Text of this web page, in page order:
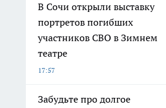
В Сочи открыли выставку
портретов погибших
участников СВО в Зимнем
театре
17:57
Забудьте про долгое